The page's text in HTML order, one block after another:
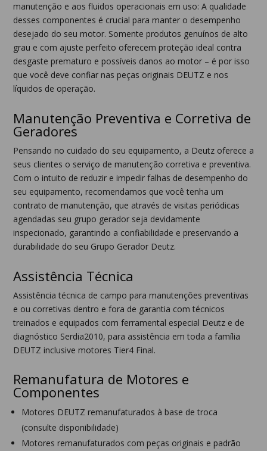
manutenção e aos fluidos operacionais em uso: A qualidade
desses componentes é crucial para manter o desempenho
desejado do seu motor. Somente produtos genuínos de alto
grau e com ajuste perfeito oferecem proteção ideal contra
desgaste prematuro e possíveis danos ao motor – é por isso
que você deve confiar nas peças originais DEUTZ e nos
líquidos de operação.
Manutenção Preventiva e Corretiva de
Geradores
Pensando no cuidado do seu equipamento, a Deutz oferece a
seus clientes o serviço de manutenção corretiva e preventiva.
Com o intuito de reduzir e impedir falhas de desempenho do
seu equipamento, recomendamos que você tenha um
contrato de manutenção, que através de visitas periódicas
agendadas seu grupo gerador seja devidamente
inspecionado, garantindo a confiabilidade e preservando a
durabilidade do seu Grupo Gerador Deutz.
Assistência Técnica
Assistência técnica de campo para manutenções preventivas
e ou corretivas dentro e fora de garantia com técnicos
treinados e equipados com ferramental especial Deutz e de
diagnóstico Serdia2010, para assistência em toda a família
DEUTZ inclusive motores Tier4 Final.
Remanufatura de Motores e
Componentes
Motores DEUTZ remanufaturados à base de troca
(consulte disponibilidade)
Motores remanufaturados com peças originais e padrão